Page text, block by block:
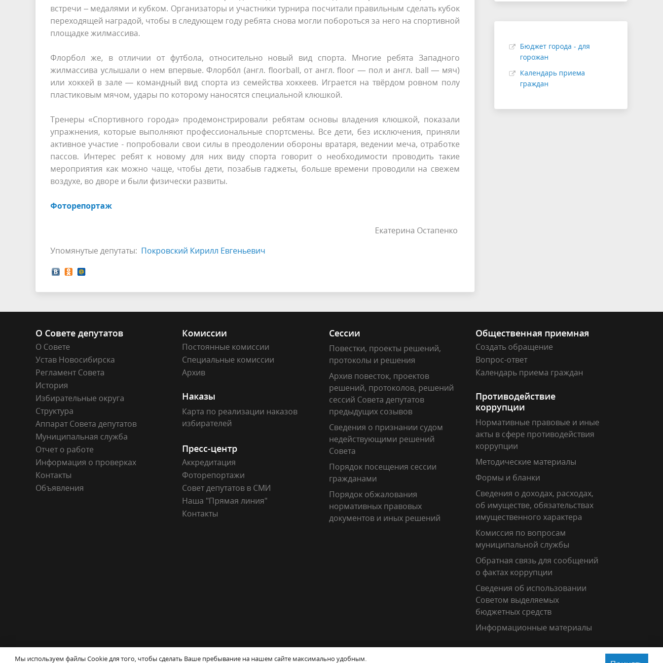
встречи – медалями и кубком. Организаторы и участники турнира посчитали правильным сделать кубок
переходящей наградой, чтобы в следующем году ребята снова могли побороться за него на спортивной
площадке жилмассива.
Флорбол же, в отличии от футбола, относительно новый вид спорта. Многие ребята Западного
жилмассива услышали о нем впервые. Флорбо́л (англ. floorball, от англ. floor — пол и англ. ball — мяч)
или хоккей в зале — командный вид спорта из семейства хоккеев. Играется на твёрдом ровном полу
пластиковым мячом, удары по которому наносятся специальной клюшкой.
Тренеры «Спортивного города» продемонстрировали ребятам основы владения клюшкой, показали
упражнения, которые выполняют профессиональные спортсмены. Все дети, без исключения, приняли
активное участие - попробовали свои силы в преодолении обороны вратаря, ведении меча, отработке
пассов. Интерес ребят к новому для них виду спорта говорит о необходимости проводить такие
мероприятия как можно чаще, чтобы дети, позабыв гаджеты, больше времени проводили на свежем
воздухе, во дворе и были физически развиты.
Фоторепортаж
Екатерина Остапенко
Упомянутые депутаты: Покровский Кирилл Евгеньевич
Бюджет города - для
горожан
Календарь приема
граждан
О Совете депутатов
О Совете
Устав Новосибирска
Регламент Совета
История
Избирательные округа
Структура
Аппарат Совета депутатов
Муниципальная служба
Отчет о работе
Информация о проверках
Контакты
Объявления
Комиссии
Постоянные комиссии
Специальные комиссии
Архив
Сессии
Повестки, проекты решений,
протоколы и решения
Архив повесток, проектов
решений, протоколов, решений
сессий Совета депутатов
предыдущих созывов
Сведения о признании судом
недействующими решений
Совета
Порядок посещения сессии
гражданами
Порядок обжалования
нормативных правовых
документов и иных решений
Общественная приемная
Создать обращение
Вопрос-ответ
Календарь приема граждан
Наказы
Карта по реализации наказов
избирателей
Противодействие
коррупции
Нормативные правовые и иные
акты в сфере противодействия
коррупции
Методические материалы
Формы и бланки
Сведения о доходах, расходах,
об имуществе, обязательствах
имущественного характера
Комиссия по вопросам
муниципальной службы
Обратная связь для сообщений
о фактах коррупции
Сведения об использовании
Советом выделяемых
бюджетных средств
Информационные материалы
Пресс-центр
Аккредитация
Фоторепортажи
Совет депутатов в СМИ
Наша "Прямая линия"
Контакты
© Совет депутатов города Новосибирска Контакты 630099, г. Новосибирск, Красный проспект, 34
Мы используем файлы Cookie для того, чтобы сделать Ваше пребывание на нашем сайте максимально удобным.